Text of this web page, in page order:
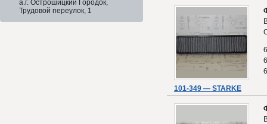
а.г. Острошицкий Городок,
Трудовой переулок, 1
101-349 — STARKE